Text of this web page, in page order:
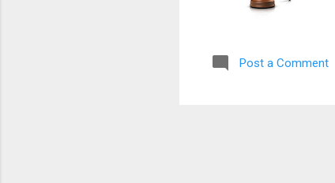
Post a Comment